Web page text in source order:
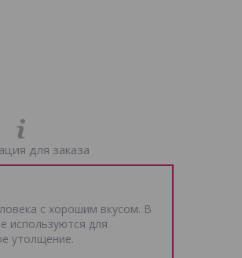
для заказа
с хорошим вкусом. В
используются для
утолщение.